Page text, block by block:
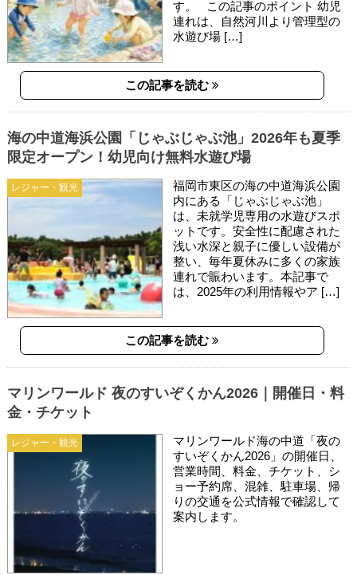
す。 この記事のポイント 幼児
連れは、自然河川より管理型の
水遊び場 […]
この記事を読む
レジャー・観光
海の中道海浜公園「じゃぶじゃぶ池」2026年も夏季
限定オープン！幼児向け無料水遊び場
福岡市東区の海の中道海浜公園
内にある「じゃぶじゃぶ池」
は、未就学児専用の水遊びスポ
ットです。安全性に配慮された
浅い水深と親子に優しい設備が
整い、毎年夏休みに多くの家族
連れで賑わいます。本記事で
は、2025年の利用情報やア […]
この記事を読む
レジャー・観光
マリンワールド 夜のすいぞくかん2026｜開催日・料
金・チケット
マリンワールド海の中道「夜の
すいぞくかん2026」の開催日、
営業時間、料金、チケット、シ
ョー予約席、混雑、駐車場、帰
りの交通を公式情報で確認して
案内します。